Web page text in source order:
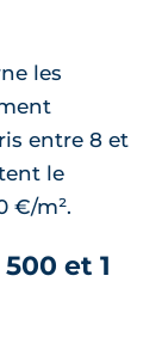
les
entre 8 et
le
€/m².
et 1